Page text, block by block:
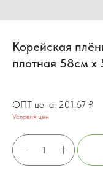
Корейская
плотная 58см
201.67 ₽
Условия цен